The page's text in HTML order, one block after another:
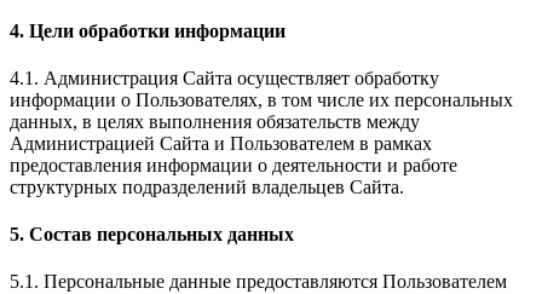
4. Цели обработки информации
4.1. Администрация Сайта осуществляет обработку
информации о Пользователях, в том числе их персональных
данных, в целях выполнения обязательств между
Администрацией Сайта и Пользователем в рамках
предоставления информации о деятельности и работе
структурных подразделений владельцев Сайта.
5. Состав персональных данных
5.1. Персональные данные предоставляются Пользователем